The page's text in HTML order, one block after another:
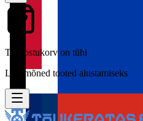
Teie ostukorv on tühi
Lisa mõned tooted alustamiseks